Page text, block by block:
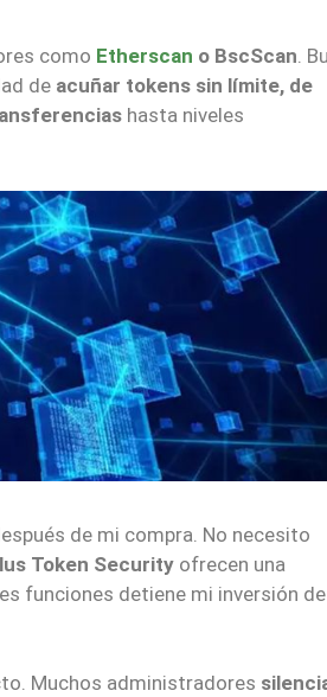
como Etherscan o BscScan.
de acuñar tokens sin límite, de
hasta niveles
de mi compra. No necesito
Token Security ofrecen una
funciones detiene mi inversión de
Muchos administradores